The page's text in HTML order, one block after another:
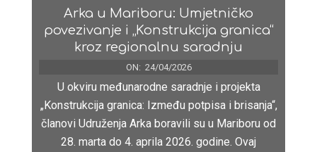
Arka u Mariboru: Umjetničko
povezivanje i „Konstrukcija granica“
kroz regionalnu saradnju
ON: 24/04/2026
U okviru međunarodne saradnje i projekta
„Konstrukcija granica: Između potpisa i brisanja“,
članovi Udruženja Arka boravili su u Mariboru od
28. marta do 4. aprila 2026. godine. Ovaj